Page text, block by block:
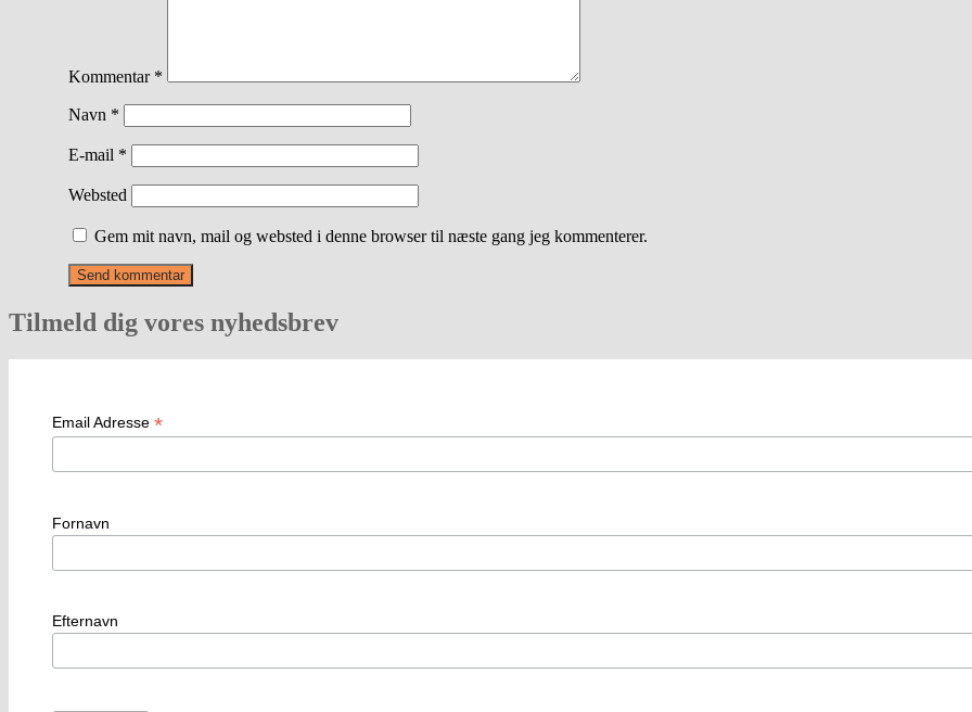
Kommentar *
Navn *
E-mail *
Websted
Gem mit navn, mail og websted i denne browser til næste gang jeg kommenterer.
Tilmeld dig vores nyhedsbrev
Email Adresse *
Fornavn
Efternavn